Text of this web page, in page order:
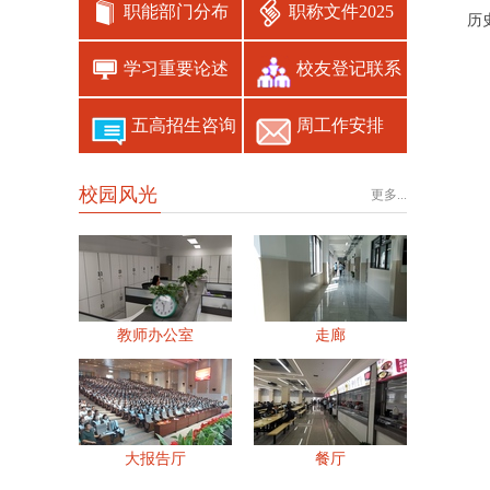
职能部门分布 职称文件2025
学习重要论述 校友登记联系
五高招生咨询 周工作安排
更多...
校园风光
教师办公室 走廊
大报告厅 餐厅
历